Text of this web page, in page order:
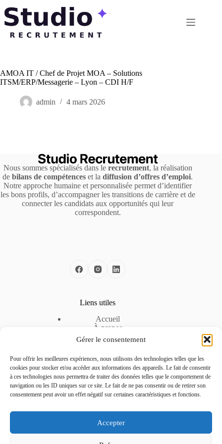
Gérer le consentement
Pour offrir les meilleures expériences, nous utilisons des technologies telles que les
cookies pour stocker et/ou accéder aux informations des appareils. Le fait de consentir
à ces technologies nous permettra de traiter des données telles que le comportement de
navigation ou les ID uniques sur ce site. Le fait de ne pas consentir ou de retirer son
consentement peut avoir un effet négatif sur certaines caractéristiques et fonctions.
Accepter
au
contenu
AMOA IT / Chef de Projet MOA – Solutions
ITSM/ERP/Messagerie – Lyon – CDI H/F
admin 4 mars 2026
Nous sommes spécialisés dans le recrutement, la réalisation
debilans de compétences et ladiffusion d’offres d’emploi.
Notre approche humaine et personnalisée permet d’identifier
les bons profils, d’accompagner les transitions de carrière et de
connecter les candidats aux opportunités qui leur
correspondent.
Liens utiles
Accueil
À propos
Nos solutions
Espace Entreprise
Mentions légales
Politique de cookies
Politique de confidentialité
Contactez-nous
04 51 42 22 24